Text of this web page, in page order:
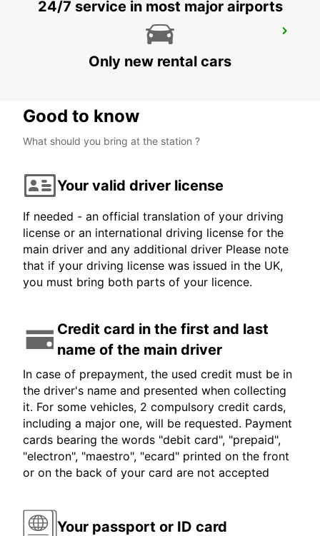
24/7 service in most major airports
Only new rental cars
Good to know
What should you bring at the station ?
Your valid driver license
If needed - an official translation of your driving
license or an international driving license for the
main driver and any additional driver Please note
that if your driving license was issued in the UK,
you must bring both parts of your licence.
Credit card in the first and last
name of the main driver
In case of prepayment, the used credit must be in
the driver's name and presented when collecting
it. For some vehicles, 2 compulsory credit cards,
including a major one, will be requested. Payment
cards bearing the words "debit card", "prepaid",
"electron", "maestro", "ecard" printed on the front
or on the back of your card are not accepted
Your passport or ID card